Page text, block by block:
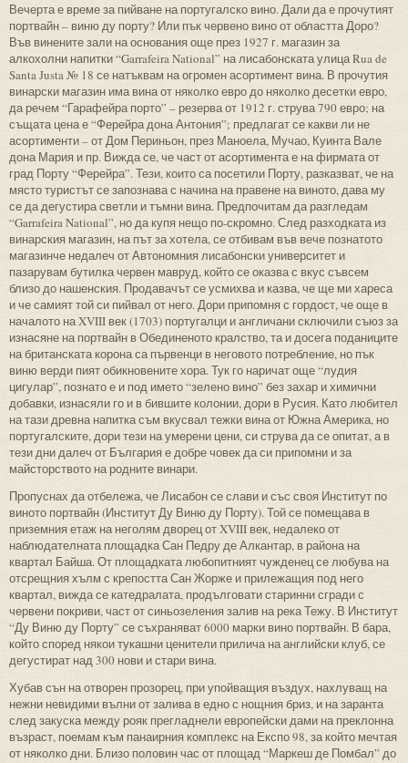
Вечерта е време за пийване на португалско вино. Дали да е прочутият
портвайн – виню ду порту? Или пък червено вино от областта Доро?
Във винените зали на основания още през 1927 г. магазин за
алкохолни напитки “Garrafeira National” на лисабонската улица Rua de
Santa Justa № 18 се натъквам на огромен асортимент вина. В прочутия
винарски магазин има вина от няколко евро до няколко десетки евро,
да речем “Гарафейра порто” – резерва от 1912 г. струва 790 евро; на
същата цена е “Ферейра дона Антония”; предлагат се какви ли не
асортименти – от Дом Периньон, през Маноела, Мучао, Куинта Вале
дона Мария и пр. Вижда се, че част от асортимента е на фирмата от
град Порту “Ферейра”. Тези, които са посетили Порту, разказват, че на
място туристът се запознава с начина на правене на виното, дава му
се да дегустира светли и тъмни вина. Предпочитам да разгледам
“Garrafeira National”, но да купя нещо по-скромно. След разходката из
винарския магазин, на път за хотела, се отбивам във вече познатото
магазинче недалеч от Автономния лисабонски университет и
пазарувам бутилка червен мавруд, който се оказва с вкус съвсем
близо до нашенския. Продавачът се усмихва и казва, че ще ми хареса
и че самият той си пийвал от него. Дори припомня с гордост, че още в
началото на XVIII век (1703) португалци и англичани сключили съюз за
изнасяне на портвайн в Обединеното кралство, та и досега поданиците
на британската корона са първенци в неговото потребление, но пък
виню верди пият обикновените хора. Тук го наричат още “лудия
цигулар”, познато е и под името “зелено вино” без захар и химични
добавки, изнасяли го и в бившите колонии, дори в Русия. Като любител
на тази древна напитка съм вкусвал тежки вина от Южна Америка, но
португалските, дори тези на умерени цени, си струва да се опитат, а в
тези дни далеч от България е добре човек да си припомни и за
майсторството на родните винари.
Пропуснах да отбележа, че Лисабон се слави и със своя Институт по
виното портвайн (Институт Ду Виню ду Порту). Той се помещава в
приземния етаж на неголям дворец от XVIII век, недалеко от
наблюдателната площадка Сан Педру де Алкантар, в района на
квартал Байша. От площадката любопитният чужденец се любува на
отсрещния хълм с крепостта Сан Жорже и прилежащия под него
квартал, вижда се катедралата, продълговати старинни сгради с
червени покриви, част от синьозеления залив на река Тежу. В Институт
“Ду Виню ду Порту” се съхраняват 6000 марки вино портвайн. В бара,
който според някои тукашни ценители прилича на английски клуб, се
дегустират над 300 нови и стари вина.
Хубав сън на отворен прозорец, при упойващия въздух, нахлуващ на
нежни невидими вълни от залива в едно с нощния бриз, и на заранта
след закуска между рояк прегладнели европейски дами на преклонна
възраст, поемам към панаирния комплекс на Експо 98, за който мечтая
от няколко дни. Близо половин час от площад “Маркеш де Помбал” до